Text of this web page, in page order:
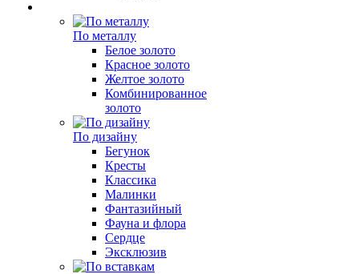
По металлу
Белое золото
Красное золото
Желтое золото
Комбинированное
золото
По дизайну
Бегунок
Кресты
Классика
Малинки
Фантазийный
Фауна и флора
Сердце
Эксклюзив